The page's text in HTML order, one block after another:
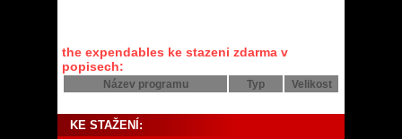
the expendables ke stazeni zdarma v
popisech:
Název programu Typ Velikost
KE STAŽENÍ: